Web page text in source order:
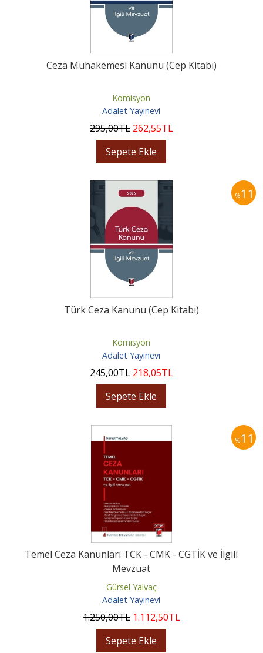
Ceza Muhakemesi Kanunu (Cep Kitabı)
Komisyon
Adalet Yayınevi
295,00TL 262,55TL
Sepete Ekle
%11
Türk Ceza Kanunu (Cep Kitabı)
Komisyon
Adalet Yayınevi
245,00TL 218,05TL
Sepete Ekle
%11
Temel Ceza Kanunları TCK - CMK - CGTİK ve İlgili
Mevzuat
Gürsel Yalvaç
Adalet Yayınevi
1.250,00TL 1.112,50TL
Sepete Ekle